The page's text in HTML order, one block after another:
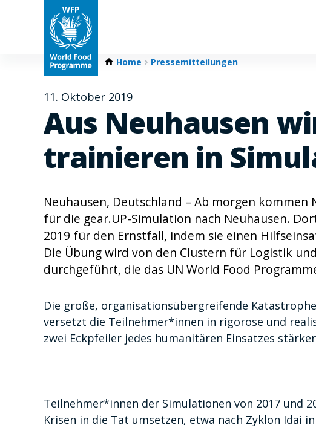
Home Pressemitteilungen
11. Oktober 2019
Aus Neuhausen
trainieren in
Neuhausen, Deutschland – Ab morgen
für die gear.UP-Simulation nach Neuhausen.
2019 für den Ernstfall, indem sie einen
Die Übung wird von den Clustern für Logistik
durchgeführt, die das UN World Food
Die große, organisationsübergreifende
versetzt die Teilnehmer*innen in rigorose und
zwei Eckpfeiler jedes humanitären Einsatzes
Teilnehmer*innen der Simulationen von 2017 und
Krisen in die Tat umsetzen, etwa nach Zyklon Idai